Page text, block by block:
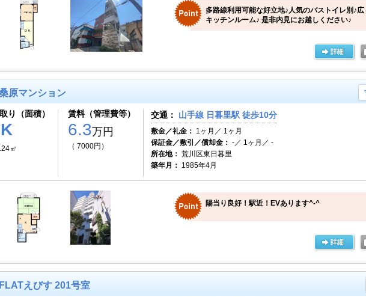
多路線利用可能な好立地♪人気のバストイレ別♪広
キッチンルーム♪ 是非内見にお越しください♪
原マンション
り（面積）
㎡
賃料（管理費等）
6.3万円
（ 7000円）
交通： 山手線 日暮里駅 徒歩10分
敷金／礼金： 1ヶ月／ 1ヶ月
保証金／敷引／償却金： -／ 1ヶ月／ -
所在地： 荒川区東日暮里
築年月： 1985年4月
陽当り良好！駅近！EVあります^-^
えびす 201号室